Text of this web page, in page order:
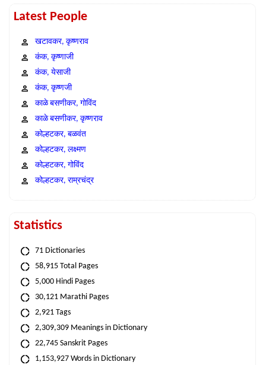
Latest People
खटावकर, कृष्णराव
कंक, कृष्णाजी
कंक, येसाजी
कंक, कृष्णजी
काळे बसणीकर, गोविंद
काळे बसणीकर, कृष्णराव
कोल्हटकर, बळवंत
कोल्हटकर, लक्ष्मण
कोल्हटकर, गोविंद
कोल्हटकर, राम्रचंद्र
Statistics
71 Dictionaries
58,915 Total Pages
5,000 Hindi Pages
30,121 Marathi Pages
2,921 Tags
2,309,309 Meanings in Dictionary
22,745 Sanskrit Pages
1,153,927 Words in Dictionary